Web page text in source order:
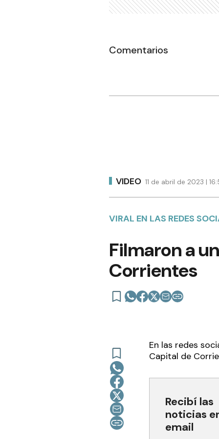
Comentarios
VIDEO 11 de abril de 2023 |
VIRAL EN LAS REDES
Filmaron a
Corrientes
En las redes
Capital de
Recibí las
noticias
email